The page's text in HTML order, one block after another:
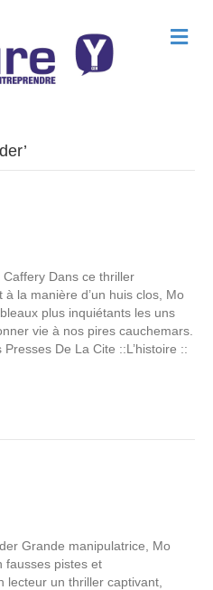
M
e
Dans ce thriller
la manière d’un huis clos, Mo
plus inquiétants les uns
vie à nos pires cauchemars.
De La Cite ::L’histoire ::
Grande manipulatrice, Mo
fausses pistes et
lecteur un thriller captivant,